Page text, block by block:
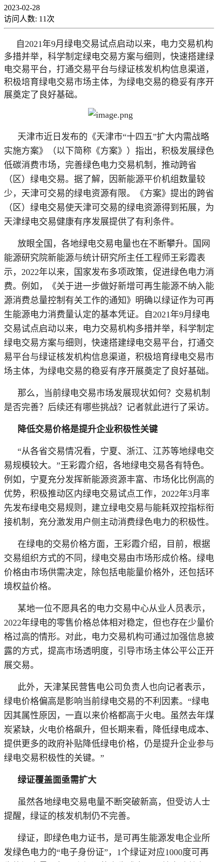
2023-02-28
访问人数: 11 次
自2021年9月绿电交易试点启动以来，电力交易机构
多措并举，科学制定绿电交易方案与细则，快速搭建绿
电交易平台，打通交易平台与绿证核发机构信息渠道，
积极培育绿电交易市场主体，为绿电交易的稳妥有序开
展奠定了良好基础。
天津市近日发布的《天津市“十四五”扩大内需战略
实施方案》（以下简称《方案》）指出，积极发展绿色
低碳消费市场，完善绿色电力交易机制，推动跨省
（区）绿电交易。据了解，因新能源平价机组数量较
少，天津可交易的绿电资源有限。《方案》提出的跨省
（区）绿电交易使天津可交易的绿电资源得到拓展，为
天津绿电交易健康有序发展提供了有利条件。
放眼全国，各地绿电交易电量也在不断攀升。国网
能源研究院新能源与统计研究所主任工程师王彩霞表
示， 2022年以来，国家发布多项政策，促进绿色电力消
费。例如，《关于进一步做好新增可再生能源不纳入能
源消费总量控制有关工作的通知》明确以绿证作为可再
生能源电力消费量认定的基本凭证。自2021年9月绿电
交易试点启动以来，电力交易机构多措并举，科学制定
绿电交易方案与细则，快速搭建绿电交易平台，打通交
易平台与绿证核发机构信息渠道，积极培育绿电交易市
场主体，为绿电交易的稳妥有序开展奠定了良好基础。
那么，当前绿电交易市场发展现状如何？交易机制
是否完善？后续还有哪些挑战？记者就此进行了采访。
降低交易价格是提升企业积极性关键
“从各省交易情况看，宁夏、浙江、江苏等地绿电交
易规模较大。”王彩霞介绍，各地绿电交易各有特色。
例如，宁夏充分发挥新能源资源丰富、市场化比例高的
优势，积极推动区内绿电交易试点工作，2022年3月率
先发布绿电交易规则，建立绿电交易与能耗双控指标衔
接机制，充分激发用户侧主动消费绿色电力的积极性。
在绿电的交易价格方面，王彩霞介绍，目前，根据
交易组织方式的不同，绿电交易由市场形成价格。绿电
价格由市场供需决定，除包括电能量价格外，还包括环
境权益价格。
某地一位不愿具名的电力交易中心从业人员表示，
2022年绿电的零售价格总体相对稳定，但也存在少量价
格过高的情形。对此，电力交易机构可通过加强信息披
露的方式，提高市场透明度，引导市场主体公平公正开
展交易。
此外，天津某民营售电公司负责人也向记者表示，
绿电价格偏高是影响当前绿电交易的不利因素。 “绿电
因其属性原因，一直以来价格都高于火电。虽然去年煤
炭紧缺，火电价格飙升，但长期来看，降低绿电成本、
提供更多的政府补贴降低绿电价格，仍是提升企业参与
绿电交易积极性的关键。”
绿证覆盖面亟需扩大
虽然各地绿电交易电量不断突破新高，但受访人士
提醒，绿证的核发机制仍不完善。
绿证，即绿色电力证书，是可再生能源发电企业所
发绿色电力的“电子身份证”，1个绿证对应1000度可再